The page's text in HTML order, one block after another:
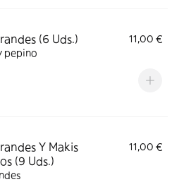
(6 Uds.)
11,00 €
pepino
Y Makis
(9 Uds.)
11,00 €